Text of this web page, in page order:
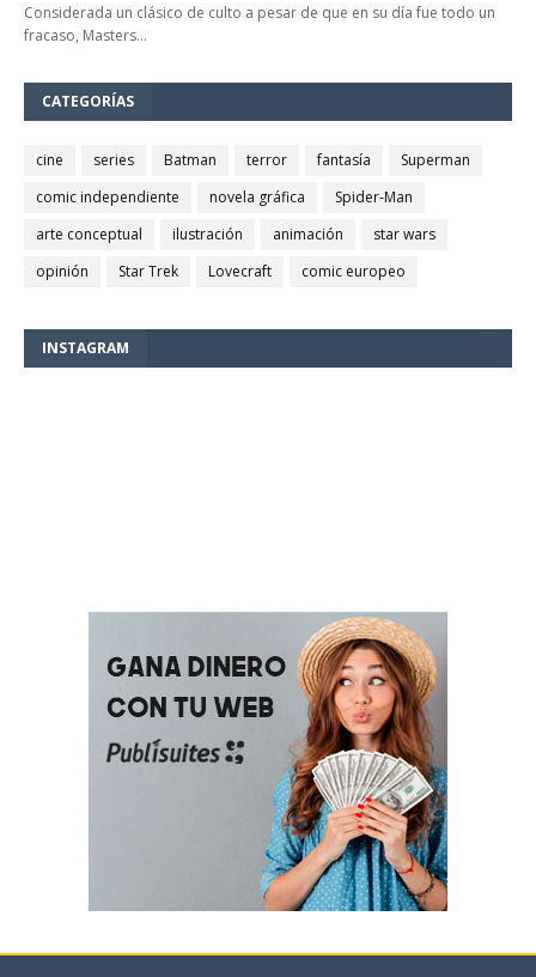
Considerada un clásico de culto a pesar de que en su día fue todo un
fracaso, Masters…
CATEGORÍAS
cine series Batman terror fantasía
Superman
comic independiente
novela gráfica
Spider-Man
arte conceptual
ilustración animación
star wars
opinión
Star Trek Lovecraft comic europeo
INSTAGRAM